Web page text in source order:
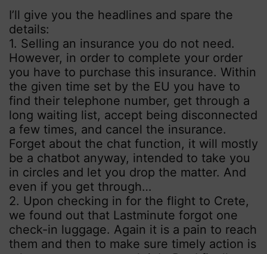
I’ll give you the headlines and spare the
details:
1. Selling an insurance you do not need.
However, in order to complete your order
you have to purchase this insurance. Within
the given time set by the EU you have to
find their telephone number, get through a
long waiting list, accept being disconnected
a few times, and cancel the insurance.
Forget about the chat function, it will mostly
be a chatbot anyway, intended to take you
in circles and let you drop the matter. And
even if you get through…
2. Upon checking in for the flight to Crete,
we found out that Lastminute forgot one
check-in luggage. Again it is a pain to reach
them and then to make sure timely action is